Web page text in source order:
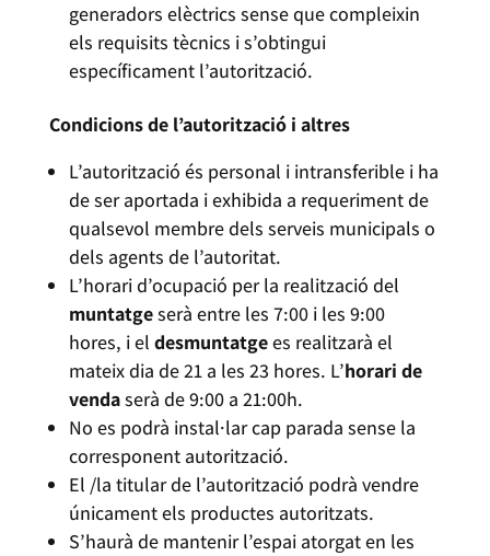
generadors elèctrics sense que compleixin
els requisits tècnics i s’obtingui
específicament l’autorització.
Condicions de l’autorització i altres
L’autorització és personal i intransferible i ha
de ser aportada i exhibida a requeriment de
qualsevol membre dels serveis municipals o
dels agents de l’autoritat.
L’horari d’ocupació per la realització del
muntatgeserà entre les 7:00 i les 9:00
hores, i el desmuntatgees realitzarà el
mateix dia de 21 a les 23 hores. L’horari de
vendaserà de 9:00 a 21:00h.
No es podrà instal·lar cap parada sense la
corresponent autorització.
El /la titular de l’autorització podrà vendre
únicament els productes autoritzats.
S’haurà de mantenir l’espai atorgat en les